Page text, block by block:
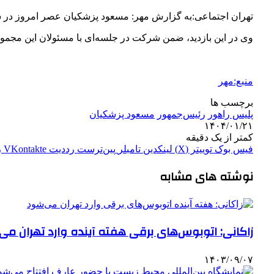
تهران اجتماعی:به گزارش مهر: مسعود پزشکیان عصر امروز در
وی در این بازدید، ضمن شرکت در جلسه‌ای با مسئولان این
منبع:مهر
برچسب ها
پلیس راهور رئیس‌جمهور مسعود پزشکیان
۱۴۰۴/۰۱/۲۱
کمتر از یک دقیقه
فیس بوک توییتر (X) لینکدین ‫تامبلر ‫پین‌ترست ‫رددیت ‫VKontakte
نوشته های مشابه
زاکانی: اتوبوس‌های برقی هفته آینده وارد تهران
۱۴۰۳/۰۹/۰۷